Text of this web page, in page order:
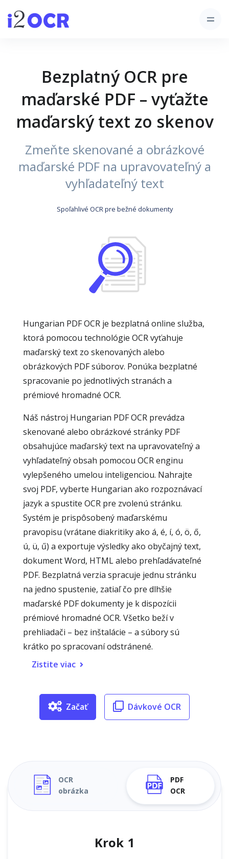
Bezplatný OCR pre
maďarské PDF – vyťažte
maďarský text zo skenov
Zmeňte skenované a obrázkové
maďarské PDF na upravovateľný a
vyhľadateľný text
Spoľahlivé OCR pre bežné dokumenty
Hungarian PDF OCR je bezplatná online služba,
ktorá pomocou technológie OCR vyťahuje
maďarský text zo skenovaných alebo
obrázkových PDF súborov. Ponúka bezplatné
spracovanie po jednotlivých stranách a
prémiové hromadné OCR.
Náš nástroj Hungarian PDF OCR prevádza
skenované alebo obrázkové stránky PDF
obsahujúce maďarský text na upravovateľný a
vyhľadateľný obsah pomocou OCR enginu
vylepšeného umelou inteligenciou. Nahrajte
svoj PDF, vyberte Hungarian ako rozpoznávací
jazyk a spustite OCR pre zvolenú stránku.
Systém je prispôsobený maďarskému
pravopisu (vrátane diakritiky ako á, é, í, ó, ö, ő,
ú, ü, ű) a exportuje výsledky ako obyčajný text,
dokument Word, HTML alebo prehľadávateľné
PDF. Bezplatná verzia spracuje jednu stránku
na jedno spustenie, zatiaľ čo pre dlhšie
maďarské PDF dokumenty je k dispozícii
prémiové hromadné OCR. Všetko beží v
prehliadači – bez inštalácie – a súbory sú
krátko po spracovaní odstránené.
Zistite viac
Začať Dávkové OCR
OCR
obrázka
PDF
OCR
Krok 1